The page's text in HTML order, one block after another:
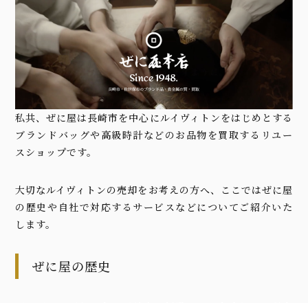
私共、ぜに屋は長崎市を中心にルイヴィトンをはじめとする
ブランドバッグや高級時計などのお品物を買取するリユー
スショップです。
大切なルイヴィトンの売却をお考えの方へ、ここではぜに屋
の歴史や自社で対応するサービスなどについてご紹介いた
します。
ぜに屋の歴史